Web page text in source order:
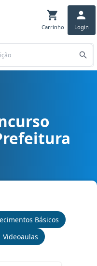
Carrinho Login
Municipal cargo
Básicos
Videoaulas